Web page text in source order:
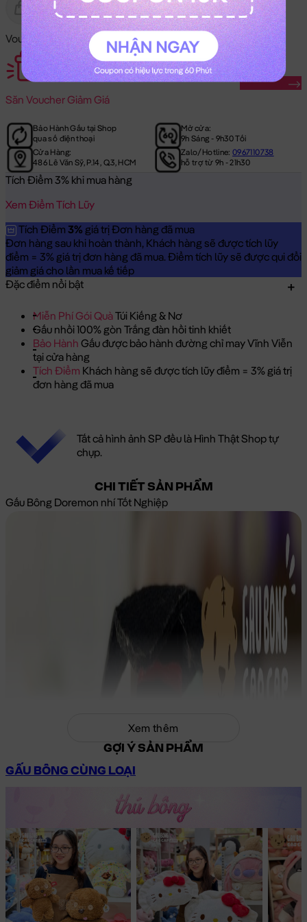
Gửi Tặng Hết Hàng
Voucher Mã Khuyến Mãi:
Săn Voucher Giảm Giá
Săn Ngay
Bảo Hành Gấu tại Shop
qua số điện thoại
Mở cửa:
9h Sáng - 9h30 Tối
Cửa Hàng:
486 Lê Văn Sỹ, P.14, Q.3, HCM
Zalo/Hotline:0967110738
hỗ trợ từ 9h - 21h30
Tích Điểm 3% khi mua hàng
Xem Điểm Tích Lũy
Tích Điểm 3% giá trị Đơn hàng đã mua
Đơn hàng sau khi hoàn thành, Khách hàng sẽ được tích lũy
điểm = 3% giá trị đơn hàng đã mua. Điểm tích lũy sẽ được qui đổi
giảm giá cho lần mua kế tiếp
Đặc điểm nổi bật
Miễn Phí Gói QuàTúi Kiếng & Nơ
Gấu nhồi 100% gòn Trắng đàn hồi tinh khiết
Bảo Hành Gấu được bảo hành đường chỉ may Vĩnh Viễn
tại cửa hàng
Tích Điểm Khách hàng sẽ được tích lũy điểm = 3% giá trị
đơn hàng đã mua
Tất cả hình ảnh SP đều là Hình Thật Shop tự
chụp.
CHI TIẾT SẢN PHẨM
Gấu Bông Doremon nhí Tốt Nghiệp
Xem thêm
GỢI Ý SẢN PHẨM
GẤU BÔNG CÙNG LOẠI